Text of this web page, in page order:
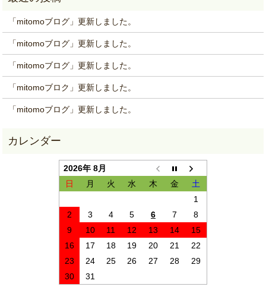
「mitomoブログ」更新しました。
「mitomoブログ」更新しました。
「mitomoブログ」更新しました。
「mitomoブロク」更新しました。
「mitomoブログ」更新しました。
2026年 8月
日
月 火 水 木 金
土
1
2
3 4 5 6 7
8
9
10 11 12 13 14
15
16
17 18 19 20 21
22
23
24 25 26 27 28
29
30
31